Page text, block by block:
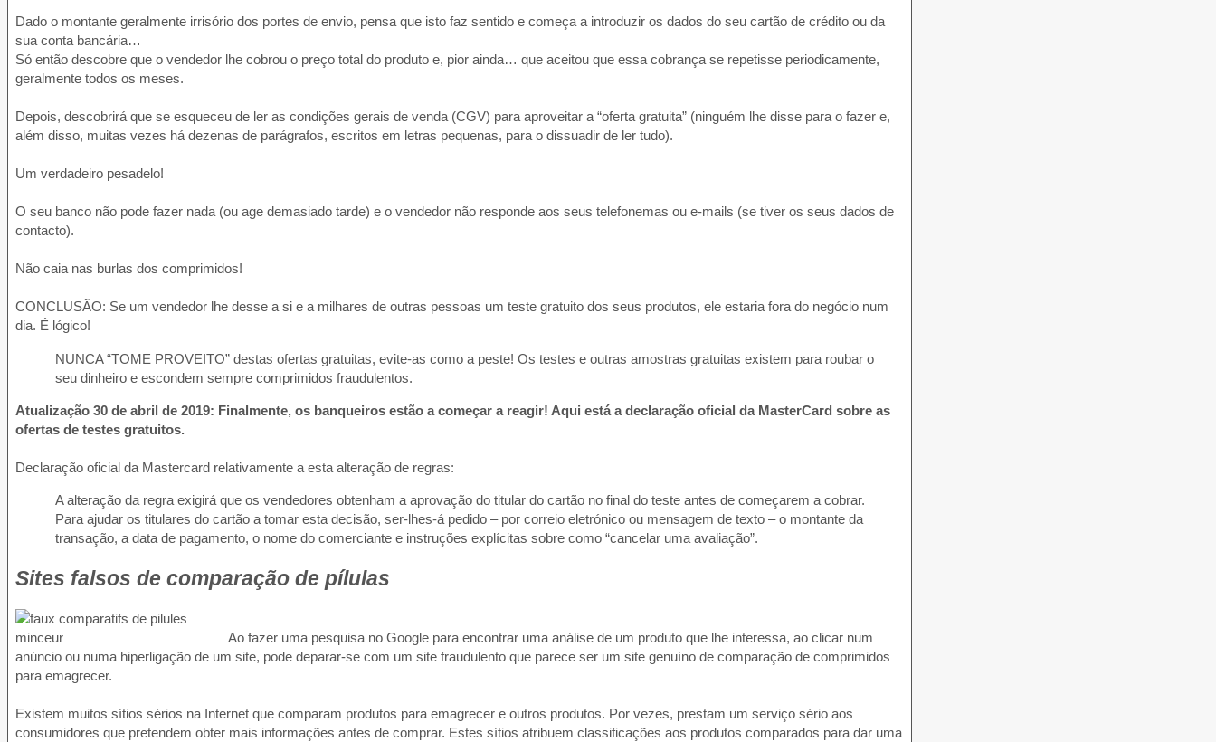
Dado o montante geralmente irrisório dos portes de envio, pensa que isto faz sentido e começa a introduzir os dados do seu cartão de crédito ou da
sua conta bancária…
Só então descobre que o vendedor lhe cobrou o preço total do produto e, pior ainda… que aceitou que essa cobrança se repetisse periodicamente,
geralmente todos os meses.
Depois, descobrirá que se esqueceu de ler as condições gerais de venda (CGV) para aproveitar a “oferta gratuita” (ninguém lhe disse para o fazer e,
além disso, muitas vezes há dezenas de parágrafos, escritos em letras pequenas, para o dissuadir de ler tudo).
Um verdadeiro pesadelo!
O seu banco não pode fazer nada (ou age demasiado tarde) e o vendedor não responde aos seus telefonemas ou e-mails (se tiver os seus dados de
contacto).
Não caia nas burlas dos comprimidos!
CONCLUSÃO: Se um vendedor lhe desse a si e a milhares de outras pessoas um teste gratuito dos seus produtos, ele estaria fora do negócio num
dia. É lógico!
NUNCA “TOME PROVEITO” destas ofertas gratuitas, evite-as como a peste! Os testes e outras amostras gratuitas existem para roubar o
seu dinheiro e escondem sempre comprimidos fraudulentos.
Atualização 30 de abril de 2019: Finalmente, os banqueiros estão a começar a reagir! Aqui está a declaração oficial da MasterCard sobre as
ofertas de testes gratuitos.
Declaração oficial da Mastercard relativamente a esta alteração de regras:
A alteração da regra exigirá que os vendedores obtenham a aprovação do titular do cartão no final do teste antes de começarem a cobrar.
Para ajudar os titulares do cartão a tomar esta decisão, ser-lhes-á pedido – por correio eletrónico ou mensagem de texto – o montante da
transação, a data de pagamento, o nome do comerciante e instruções explícitas sobre como “cancelar uma avaliação”.
Sites falsos de comparação de pílulas
Ao fazer uma pesquisa no Google para encontrar uma análise de um produto que lhe interessa, ao clicar num
anúncio ou numa hiperligação de um site, pode deparar-se com um site fraudulento que parece ser um site genuíno de comparação de comprimidos
para emagrecer.
Existem muitos sítios sérios na Internet que comparam produtos para emagrecer e outros produtos. Por vezes, prestam um serviço sério aos
consumidores que pretendem obter mais informações antes de comprar. Estes sítios atribuem classificações aos produtos comparados para dar uma